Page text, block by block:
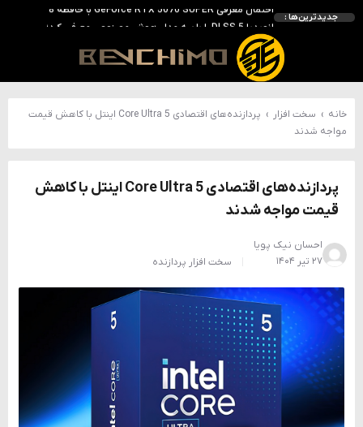
جدیدترین‌ها :
انویدیا DLSS 5 را با سه مدل هوش مصنوعی معرفی کرد؛ انتقادهای اولیه نتیجه داد
انویدیا پردازنده 88 هسته‌ای Vera را معرفی کرد؛ CPU اختصاصی برای نسل بعدی هوش مصنوعی
بالاخره سنسور Hotspot کارت‌های RTX 50 ظاهر شد؛ HWMonitor 1.65 تنها نماینده نمایش نیست
بررسی کیس GAMDIAS NESO P1 Pro؛ فول‌تاوری مهندسی‌شده برای سیستم‌های رده‌بالا
خانه › سخت افزار ›
پردازنده‌های اقتصادی Core Ultra 5 اینتل با کاهش قیمت
مواجه شدند
پردازنده‌های اقتصادی Core Ultra 5 اینتل با کاهش
قیمت مواجه شدند
احسان نیک پویا
۲۷ تیر ۱۴۰۴
سخت افزار پردازنده